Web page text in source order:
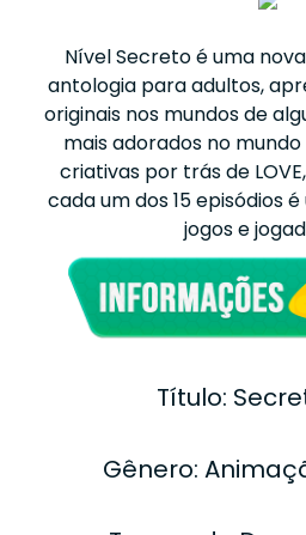
Nível Secreto é uma
antologia para adultos,
originais nos mundos de
mais adorados no
criativas por trás de LOVE,
cada um dos 15 episódios
jogos e
Título:
Gênero: